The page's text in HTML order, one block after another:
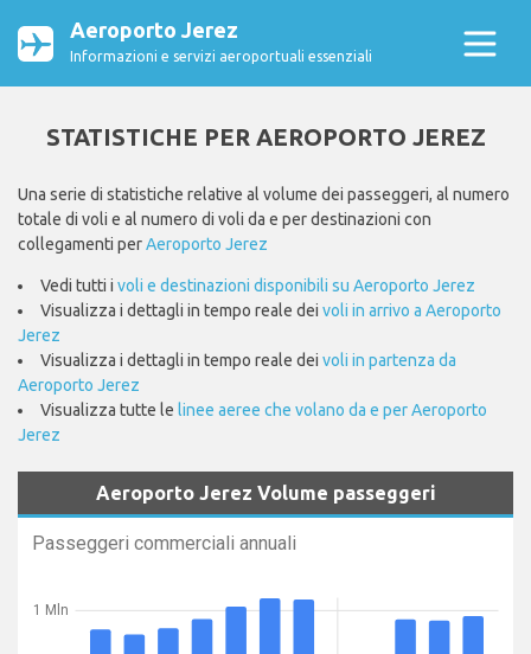
Aeroporto Jerez
Informazioni e servizi aeroportuali essenziali
STATISTICHE PER AEROPORTO JEREZ
Una serie di statistiche relative al volume dei passeggeri, al numero
totale di voli e al numero di voli da e per destinazioni con
collegamenti perAeroporto Jerez
Vedi tutti i voli e destinazioni disponibili su Aeroporto Jerez
Visualizza i dettagli in tempo reale dei voli in arrivo a Aeroporto
Jerez
Visualizza i dettagli in tempo reale dei voli in partenza da
Aeroporto Jerez
Visualizza tutte le linee aeree che volano da e per Aeroporto
Jerez
Aeroporto Jerez Volume passeggeri
Passeggeri commerciali annuali
1 Mln